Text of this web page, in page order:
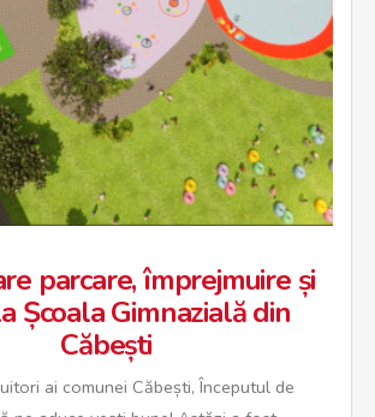
parcare, împrejmuire și
Școala Gimnazială din
Căbești
ai comunei Căbești, Începutul de